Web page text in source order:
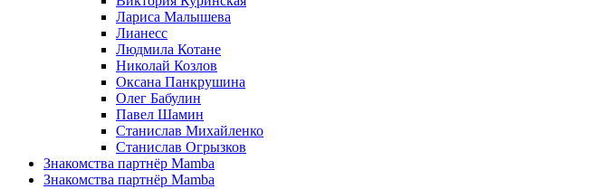
Лариса Малышева
Лианесс
Людмила Котане
Николай Козлов
Оксана Панкрушина
Олег Бабулин
Павел Шамин
Станислав Михайленко
Станислав Огрызков
Знакомства партнёр Mamba
Знакомства партнёр Mamba